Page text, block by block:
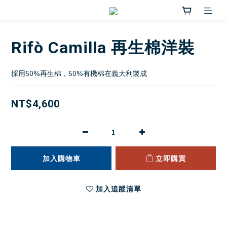
Rifò Camilla 再生棉洋裝
採用50%再生棉，50%有機棉在義大利製成
NT$4,600
加入購物車 立即購買
加入追蹤清單